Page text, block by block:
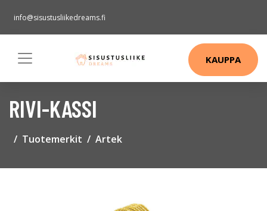
info@sisustusliikedreams.fi
KAUPPA
RIVI-KASSI
Tuotemerkit Artek